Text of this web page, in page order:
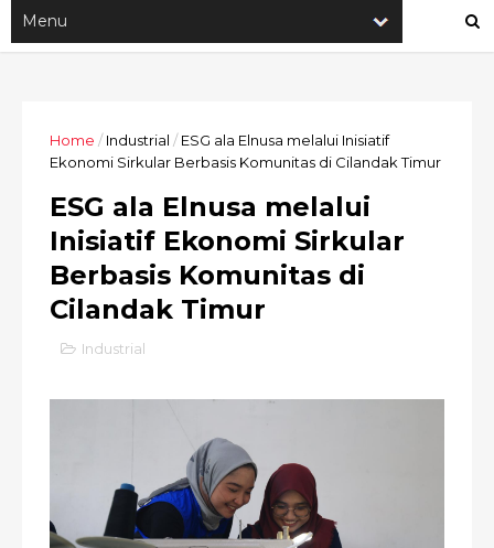
Home / Industrial / ESG ala Elnusa melalui Inisiatif
Ekonomi Sirkular Berbasis Komunitas di Cilandak Timur
ESG ala Elnusa melalui
Inisiatif Ekonomi Sirkular
Berbasis Komunitas di
Cilandak Timur
Industrial